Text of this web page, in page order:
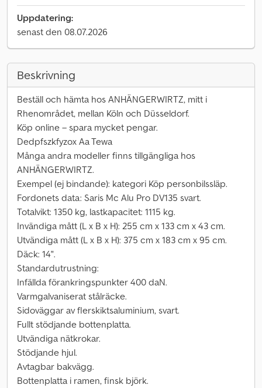
Uppdatering:
senast den 08.07.2026
Beskrivning
Beställ och hämta hos ANHÄNGERWIRTZ, mitt i
Rhenområdet, mellan Köln och Düsseldorf.
Köp online – spara mycket pengar.
Dedpfszkfyzox Aa Tewa
Många andra modeller finns tillgängliga hos
ANHÄNGERWIRTZ.
Exempel (ej bindande): kategori Köp personbilssläp.
Fordonets data: Saris Mc Alu Pro DV135 svart.
Totalvikt: 1350 kg, lastkapacitet: 1115 kg.
Invändiga mått (L x B x H): 255 cm x 133 cm x 43 cm.
Utvändiga mått (L x B x H): 375 cm x 183 cm x 95 cm.
Däck: 14".
Standardutrustning:
Infällda förankringspunkter 400 daN.
Varmgalvaniserat stålräcke.
Sidoväggar av flerskiktsaluminium, svart.
Fullt stödjande bottenplatta.
Utvändiga nätkrokar.
Stödjande hjul.
Avtagbar bakvägg.
Bottenplatta i ramen, finsk björk.